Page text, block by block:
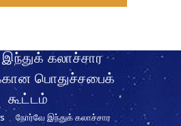
கலாச்சார
பொதுச்சபைக்
கூட்டம்
நோர்வே இந்துக் கலாச்சார